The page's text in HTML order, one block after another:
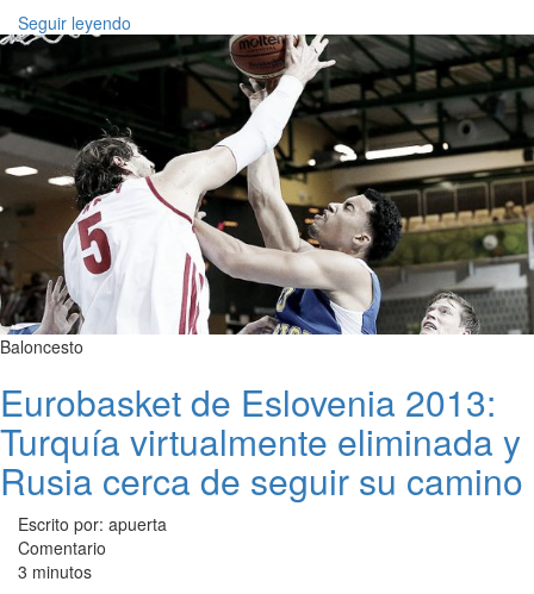
Seguir leyendo
Baloncesto
Eurobasket de Eslovenia 2013:
Turquía virtualmente eliminada y
Rusia cerca de seguir su camino
Escrito por: apuerta
Comentario
3 minutos